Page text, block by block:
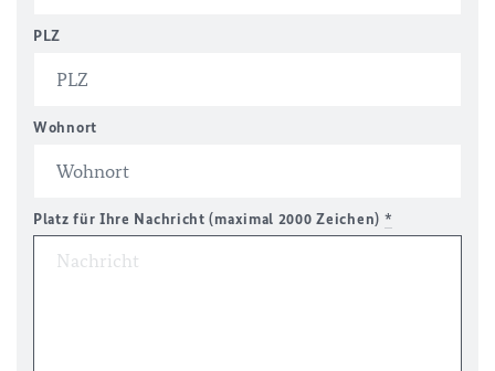
PLZ
Wohnort
Platz für Ihre Nachricht (maximal 2000 Zeichen) *